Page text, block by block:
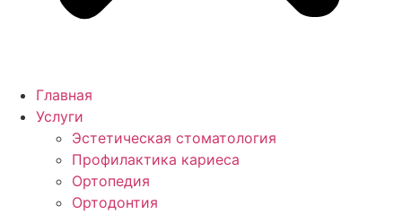
Главная
Услуги
Эстетическая стоматология
Профилактика кариеса
Ортопедия
Ортодонтия